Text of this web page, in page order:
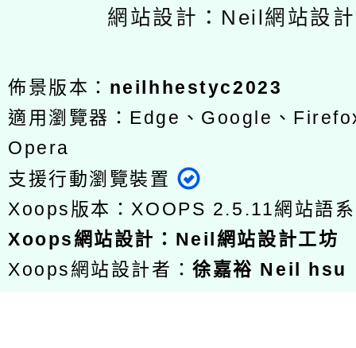
網站設計：Neil網站設
佈景版本： neilhhestyc2023
適用瀏覽器：Edge、Google、
Opera
支援行動瀏覽裝置
Xoops版本： XOOPS 2.5.11網站語
Xoops網站設計 ： Neil網站設計工坊
Xoops網站設計者：徐嘉裕 Neil hsu